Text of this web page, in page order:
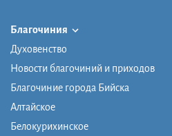
Благочиния
Духовенство
Новости благочиний и приходов
Благочиние города Бийска
Алтайское
Белокурихинское